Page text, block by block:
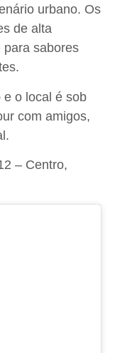
urbano. Os
de alta
para sabores
e o local é sob
com amigos,
– Centro,